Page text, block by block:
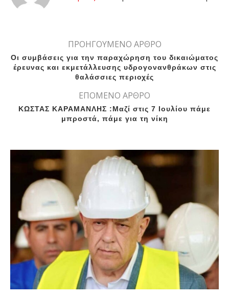
ΠΡΟΗΓΟΥΜΕΝΟ ΑΡΘΡΟ
Οι συμβάσεις για την παραχώρηση του δικαιώματος
έρευνας και εκμετάλλευσης υδρογονανθράκων στις
θαλάσσιες περιοχές
ΕΠΟΜΕΝΟ ΑΡΘΡΟ
ΚΩΣΤΑΣ ΚΑΡΑΜΑΝΛΗΣ :Μαζί στις 7 Ιουλίου πάμε
μπροστά, πάμε για τη νίκη